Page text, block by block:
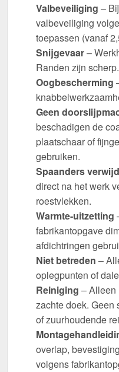
Valbeveiliging –
valbeveiliging
toepassen (vanaf
Snijgevaar–
Randen zijn scherp.
Oogbescherming
Geen
beschadigen de
plaatschaar of
gebruiken.
Spaanders
direct na het werk
roestvlekken.
Warmte-uitzetting
fabrikantopgave
afdichtringen
Niet betreden –
oplegpunten of
Reiniging – Alleen
zachte doek. Geen
of zuurhoudende
overlap,
volgens